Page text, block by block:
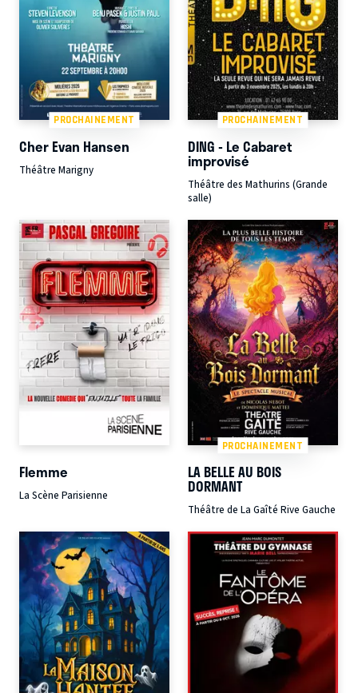
PROCHAINEMENT
Cher Evan Hansen
Théâtre Marigny
PROCHAINEMENT
DING - Le Cabaret
improvisé
Théâtre des Mathurins (Grande
salle)
Flemme
La Scène Parisienne
PROCHAINEMENT
LA BELLE AU BOIS
DORMANT
Théâtre de La Gaîté Rive Gauche